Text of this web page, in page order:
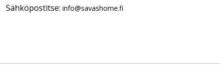
Sähköpostitse: info@savashome.fi